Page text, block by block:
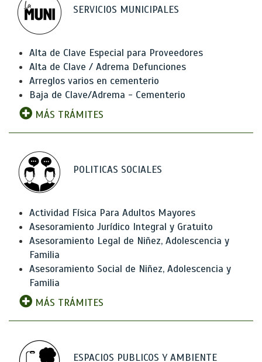
SERVICIOS MUNICIPALES
Alta de Clave Especial para Proveedores
Alta de Clave / Adrema Defunciones
Arreglos varios en cementerio
Baja de Clave/Adrema - Cementerio
MÁS TRÁMITES
POLITICAS SOCIALES
Actividad Física Para Adultos Mayores
Asesoramiento Jurídico Integral y Gratuito
Asesoramiento Legal de Niñez, Adolescencia y
Familia
Asesoramiento Social de Niñez, Adolescencia y
Familia
MÁS TRÁMITES
ESPACIOS PUBLICOS Y AMBIENTE